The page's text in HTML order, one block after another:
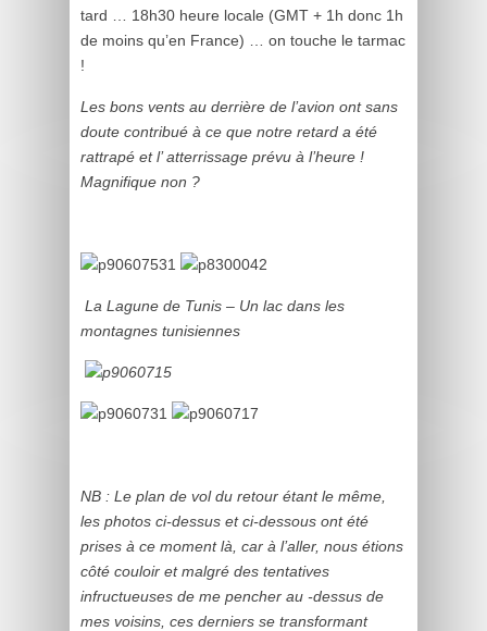
tard … 18h30 heure locale (GMT + 1h donc 1h
de moins qu’en France) … on touche le tarmac
!
Les bons vents au derrière de l’avion ont sans
doute contribué à ce que notre retard a été
rattrapé et l’ atterrissage prévu à l’heure !
Magnifique non ?
La Lagune de Tunis – Un lac dans les
montagnes tunisiennes
NB : Le plan de vol du retour étant le même,
les photos ci-dessus et ci-dessous ont été
prises à ce moment là, car à l’aller, nous étions
côté couloir et malgré des tentatives
infructueuses de me pencher au -dessus de
mes voisins, ces derniers se transformant